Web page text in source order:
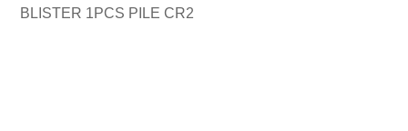
BLISTER 1PCS PILE CR2